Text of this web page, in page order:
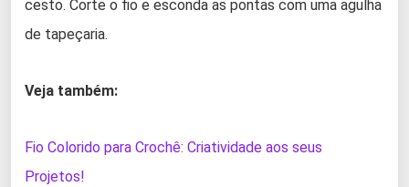
cesto. Corte o fio e esconda as pontas com uma agulha
de tapeçaria.
Veja também:
Fio Colorido para Crochê: Criatividade aos seus
Projetos!